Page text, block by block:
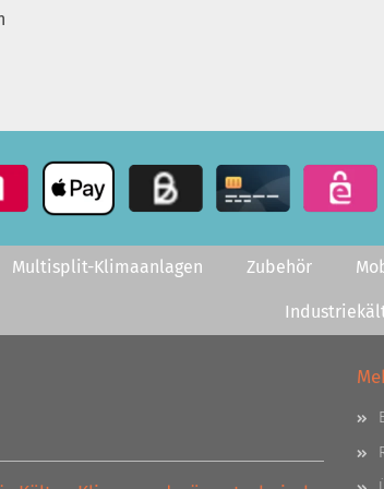
Multisplit-Klimaanlagen Zubehör